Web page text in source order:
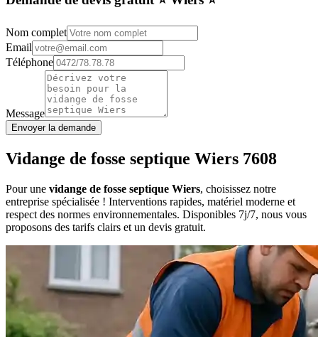
Nom complet
Email
Téléphone
Message
Envoyer la demande
Vidange de fosse septique Wiers 7608
Pour une vidange de fosse septique Wiers, choisissez notre
entreprise spécialisée ! Interventions rapides, matériel moderne et
respect des normes environnementales. Disponibles 7j/7, nous vous
proposons des tarifs clairs et un devis gratuit.